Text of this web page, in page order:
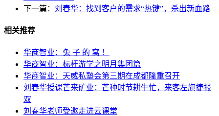
下一篇： 刘春华：找到客户的需求“热键”，杀出新血路
相关推荐
华商智业：兔 子 的 窝 ！
华商智业：标杆游学之明月集团篇
华商智业：天威私塾会第三期在成都隆重召开
刘春华授课芒来矿业：芒种时节耕牛忙，来客左旗捷报
双
刘春华老师受邀走进云课堂